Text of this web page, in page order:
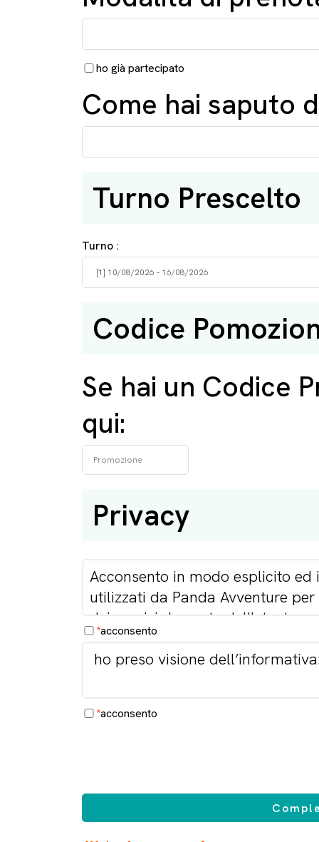
ho già partecipato
Come hai saputo
Turno Prescelto
Turno :
Codice
Se hai un Codice
qui:
Privacy
*acconsento
*acconsento